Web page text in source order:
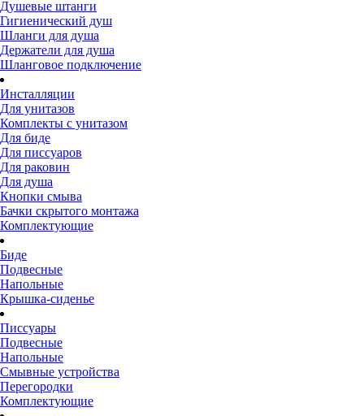
Душевые штанги
Гигиенический душ
Шланги для душа
Держатели для душа
Шланговое подключение
Инсталляции
Для унитазов
Комплекты с унитазом
Для биде
Для писсуаров
Для раковин
Для душа
Кнопки смыва
Бачки скрытого монтажа
Комплектующие
Биде
Подвесные
Напольные
Крышка-сиденье
Писсуары
Подвесные
Напольные
Смывные устройства
Перегородки
Комплектующие